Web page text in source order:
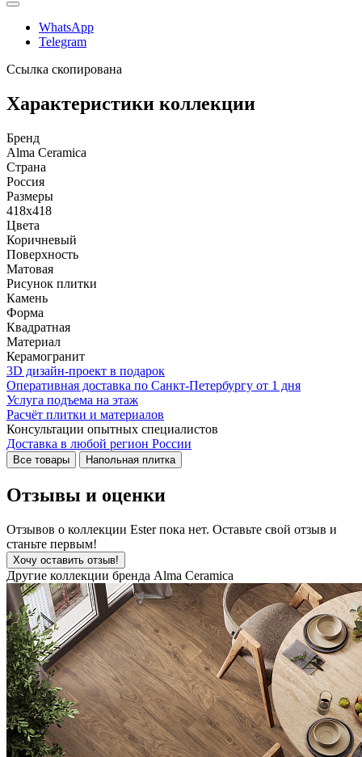
WhatsApp
Telegram
Ссылка скопирована
Характеристики коллекции
Бренд
Alma Ceramica
Страна
Россия
Размеры
418x418
Цвета
Коричневый
Поверхность
Матовая
Рисунок плитки
Камень
Форма
Квадратная
Материал
Керамогранит
3D дизайн-проект в подарок
Оперативная доставка по Санкт-Петербургу от 1 дня
Услуга подъема на этаж
Расчёт плитки и материалов
Консультации опытных специалистов
Доставка в любой регион России
Все товары Напольная плитка
Отзывы и оценки
Отзывов о коллекции Ester пока нет. Оставьте свой отзыв и
станьте первым!
Хочу оставить отзыв!
Другие коллекции бренда Alma Ceramica